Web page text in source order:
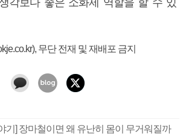
무단 전재 및 재배포 금지
기] 장마철이면 왜 유난히 몸이 무거워질까